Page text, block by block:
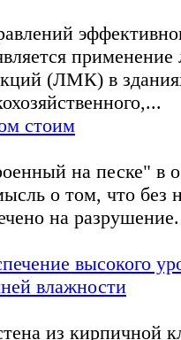
применение
(ЛМК) в
стоим
на песке" в
о том, что без
на
высокого
влажности
из кирпичной